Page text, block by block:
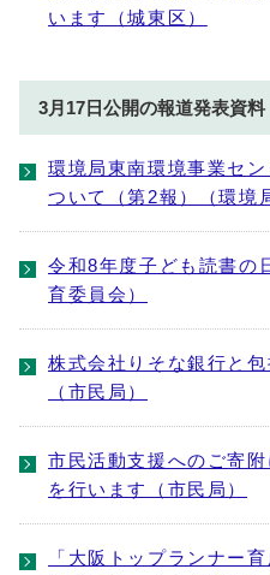
います（城東区）
3月17日公開の報道発表資料
環境局東南環境事業セ
ついて（第2報）（環境
令和8年度子ども読書の
育委員会）
株式会社りそな銀行と
（市民局）
市民活動支援へのご寄
を行います（市民局）
「大阪トップランナー